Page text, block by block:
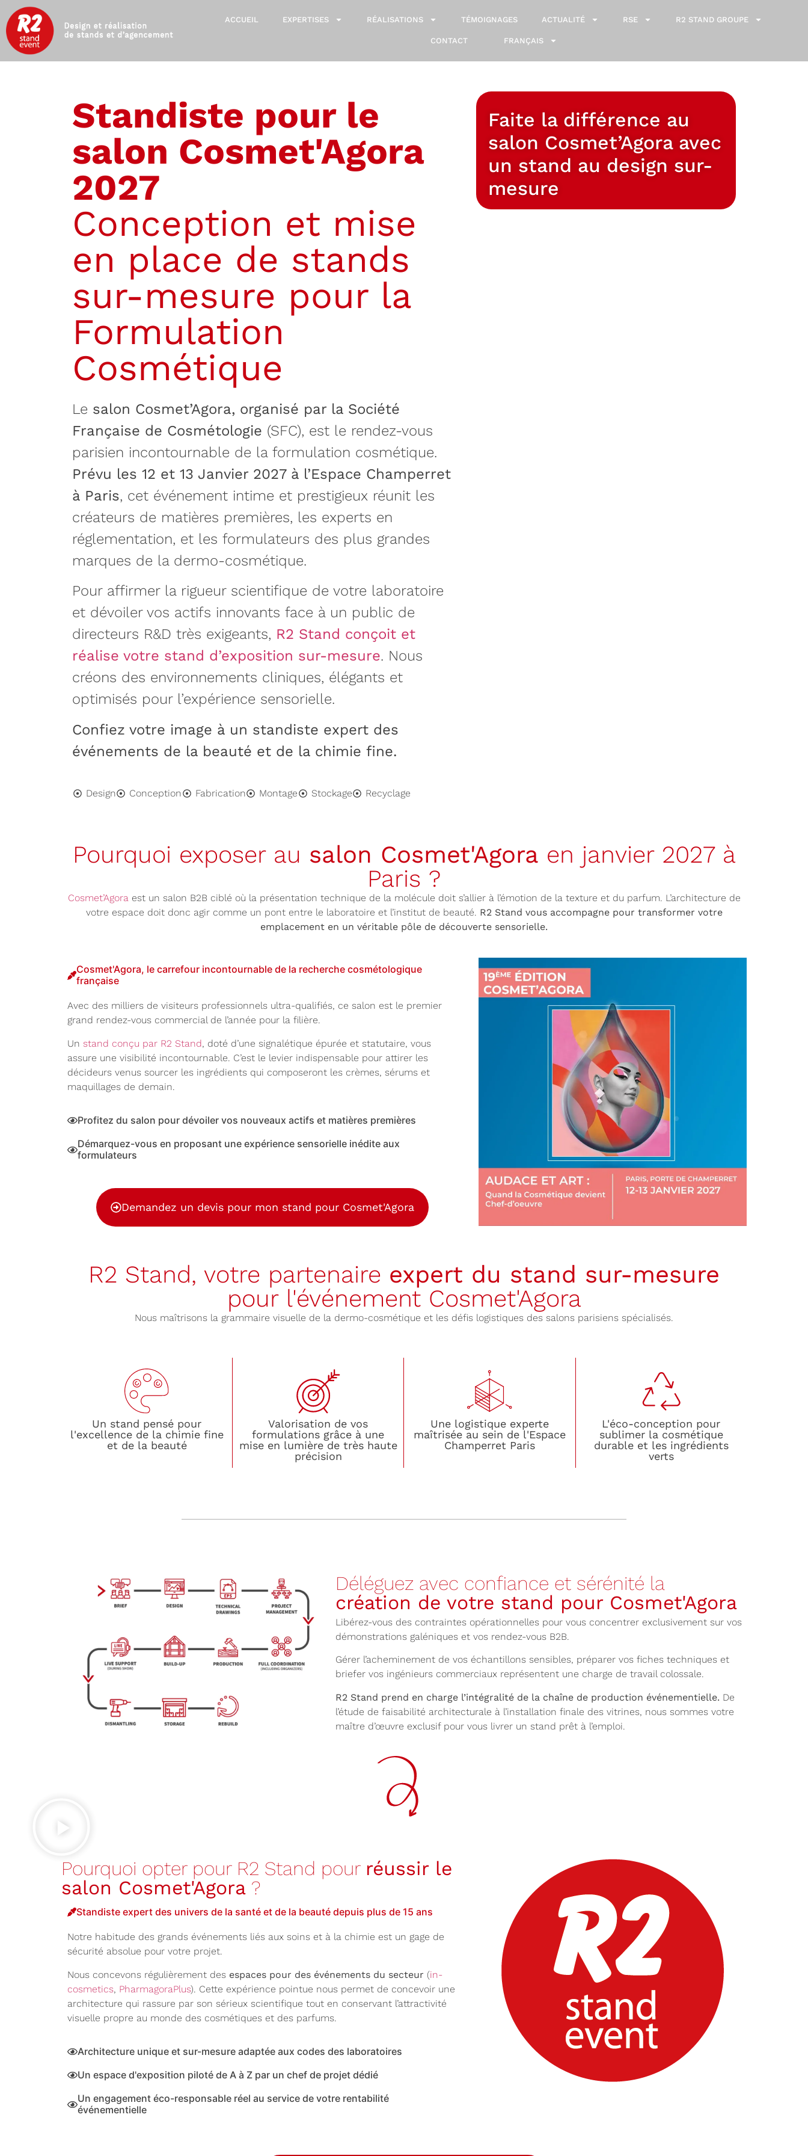
ACCUEIL EXPERTISES RÉALISATIONS TÉMOIGNAGES ACTUALITÉ RSE R2 STAND GROUPE
CONTACT FRANÇAIS
Standiste pour le
salon Cosmet'Agora
2027
Conception et mise
en place de stands
sur-mesure pour la
Formulation
Cosmétique
Le salon Cosmet’Agora, organisé par la Société
Française de Cosmétologie (SFC), est le rendez-vous
parisien incontournable de la formulation cosmétique.
Prévu les 12 et 13 Janvier 2027 à l’Espace Champerret
à Paris, cet événement intime et prestigieux réunit les
créateurs de matières premières, les experts en
réglementation, et les formulateurs des plus grandes
marques de la dermo-cosmétique.
Pour affirmer la rigueur scientifique de votre laboratoire
et dévoiler vos actifs innovants face à un public de
directeurs R&D très exigeants, R2 Stand conçoit et
réalise votre stand d’exposition sur-mesure. Nous
créons des environnements cliniques, élégants et
optimisés pour l’expérience sensorielle.
Confiez votre image à un standiste expert des
événements de la beauté et de la chimie fine.
Design Conception Fabrication Montage Stockage Recyclage
Faite la différence au
salon Cosmet’Agora avec
un stand au design sur-
mesure
Pourquoi exposer au salon Cosmet'Agora en janvier 2027 à
Paris ?
Cosmet’Agoraest un salon B2B ciblé où la présentation technique de la molécule doit s’allier à l’émotion de la texture et du parfum. L’architecture de
votre espace doit donc agir comme un pont entre le laboratoire et l’institut de beauté. R2 Stand vous accompagne pour transformer votre
emplacement en un véritable pôle de découverte sensorielle.
Cosmet'Agora, le carrefour incontournable de la recherche cosmétologique
française
Avec des milliers de visiteurs professionnels ultra-qualifiés, ce salon est le premier
grand rendez-vous commercial de l’année pour la filière.
Un stand conçu par R2 Stand, doté d’une signalétique épurée et statutaire, vous
assure une visibilité incontournable. C’est le levier indispensable pour attirer les
décideurs venus sourcer les ingrédients qui composeront les crèmes, sérums et
maquillages de demain.
Profitez du salon pour dévoiler vos nouveaux actifs et matières premières
Démarquez-vous en proposant une expérience sensorielle inédite aux
formulateurs
Demandez un devis pour mon stand pour Cosmet'Agora
R2 Stand, votre partenaire expert du stand sur-mesure
pour l'événement Cosmet'Agora
Nous maîtrisons la grammaire visuelle de la dermo-cosmétique et les défis logistiques des salons parisiens spécialisés.
Un stand pensé pour
l'excellence de la chimie fine
et de la beauté
Valorisation de vos
formulations grâce à une
mise en lumière de très haute
précision
Une logistique experte
maîtrisée au sein de l'Espace
Champerret Paris
L'éco-conception pour
sublimer la cosmétique
durable et les ingrédients
verts
Déléguez avec confiance et sérénité la
création de votre stand pour Cosmet'Agora
Libérez-vous des contraintes opérationnelles pour vous concentrer exclusivement sur vos
démonstrations galéniques et vos rendez-vous B2B.
Gérer l’acheminement de vos échantillons sensibles, préparer vos fiches techniques et
briefer vos ingénieurs commerciaux représentent une charge de travail colossale.
R2 Stand prend en charge l’intégralité de la chaîne de production événementielle. De
l’étude de faisabilité architecturale à l’installation finale des vitrines, nous sommes votre
maître d’œuvre exclusif pour vous livrer un stand prêt à l’emploi.
Pourquoi opter pour R2 Stand pour réussir le
salon Cosmet'Agora ?
Standiste expert des univers de la santé et de la beauté depuis plus de 15 ans
Notre habitude des grands événements liés aux soins et à la chimie est un gage de
sécurité absolue pour votre projet.
Nous concevons régulièrement des espaces pour des événements du secteur (in-
cosmetics, PharmagoraPlus). Cette expérience pointue nous permet de concevoir une
architecture qui rassure par son sérieux scientifique tout en conservant l’attractivité
visuelle propre au monde des cosmétiques et des parfums.
Architecture unique et sur-mesure adaptée aux codes des laboratoires
Un espace d'exposition piloté de A à Z par un chef de projet dédié
Un engagement éco-responsable réel au service de votre rentabilité
événementielle